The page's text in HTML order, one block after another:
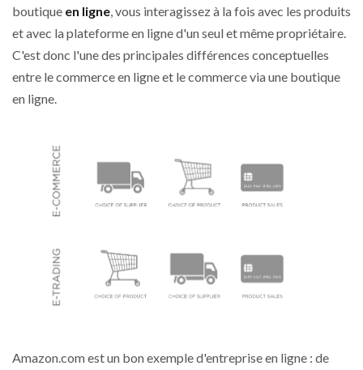
boutique en ligne, vous interagissez à la fois avec les produits
et avec la plateforme en ligne d'un seul et même propriétaire.
C'est donc l'une des principales différences conceptuelles
entre le commerce en ligne et le commerce via une boutique
en ligne.
Amazon.com est un bon exemple d'entreprise en ligne : de